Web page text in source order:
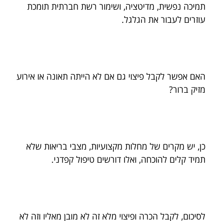
תמיכה נפשית, מדיטציה, ושימור רשת חברתית תומכת
עוזרים לעבור את הגלגל.
האם אפשר לקבל פיצוי גם אם לא הייתה תאונה או אירוע
מזיק ברור?
כן, יש מקרים של מחלות מקצועיות, מצבי בריאות שלא
תמיד קלים להוכחה, ואלו דורשים טיפול קפדני.
לסיכום, לקבל הכרה ופיצוי מלא זה לא מובן מאליו וזה לא